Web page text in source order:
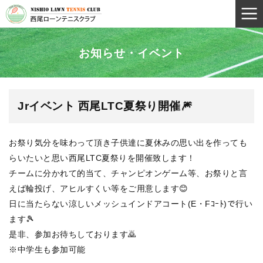
お知らせ・イベント
Jrイベント 西尾LTC夏祭り開催🎆
お祭り気分を味わって頂き子供達に夏休みの思い出を作っても
らいたいと思い西尾LTC夏祭りを開催致します！
チームに分かれて的当て、チャンピオンゲーム等、お祭りと言
えば輪投げ、アヒルすくい等をご用意します😊
日に当たらない涼しいメッシュインドアコート(E・Fｺｰﾄ)で行い
ます🎾
是非、参加お待ちしております🙇
※中学生も参加可能